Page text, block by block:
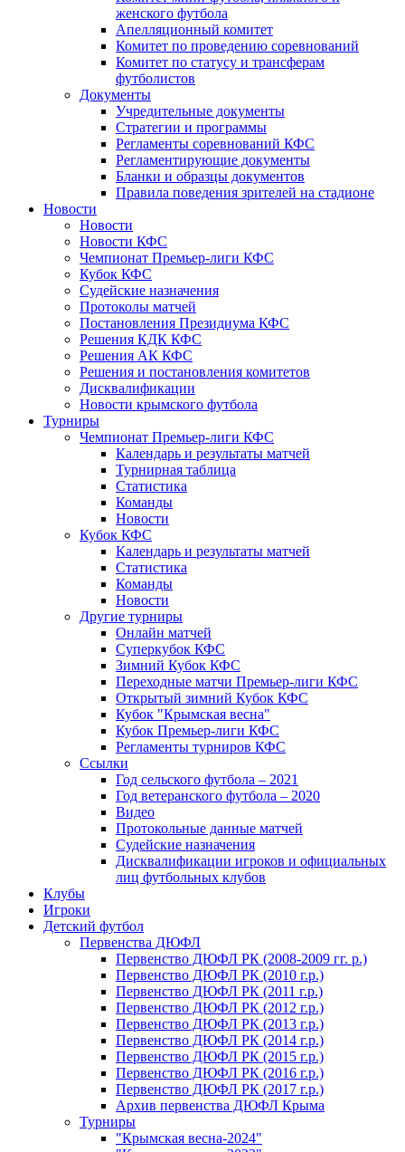
женского футбола
Апелляционный комитет
Комитет по проведению соревнований
Комитет по статусу и трансферам
футболистов
Документы
Учредительные документы
Стратегии и программы
Регламенты соревнований КФС
Регламентирующие документы
Бланки и образцы документов
Правила поведения зрителей на стадионе
Новости
Новости
Новости КФС
Чемпионат Премьер-лиги КФС
Кубок КФС
Судейские назначения
Протоколы матчей
Постановления Президиума КФС
Решения КДК КФС
Решения АК КФС
Решения и постановления комитетов
Дисквалификации
Новости крымского футбола
Турниры
Чемпионат Премьер-лиги КФС
Календарь и результаты матчей
Турнирная таблица
Статистика
Команды
Новости
Кубок КФС
Календарь и результаты матчей
Статистика
Команды
Новости
Другие турниры
Онлайн матчей
Суперкубок КФС
Зимний Кубок КФС
Переходные матчи Премьер-лиги КФС
Открытый зимний Кубок КФС
Кубок "Крымская весна"
Кубок Премьер-лиги КФС
Регламенты турниров КФС
Ссылки
Год сельского футбола – 2021
Год ветеранского футбола – 2020
Видео
Протокольные данные матчей
Судейские назначения
Дисквалификации игроков и официальных
лиц футбольных клубов
Клубы
Игроки
Детский футбол
Первенства ДЮФЛ
Первенство ДЮФЛ РК (2008-2009 гг. р.)
Первенство ДЮФЛ РК (2010 г.р.)
Первенство ДЮФЛ РК (2011 г.р.)
Первенство ДЮФЛ РК (2012 г.р.)
Первенство ДЮФЛ РК (2013 г.р.)
Первенство ДЮФЛ РК (2014 г.р.)
Первенство ДЮФЛ РК (2015 г.р.)
Первенство ДЮФЛ РК (2016 г.р.)
Первенство ДЮФЛ РК (2017 г.р.)
Архив первенства ДЮФЛ Крыма
Турниры
"Крымская весна-2024"